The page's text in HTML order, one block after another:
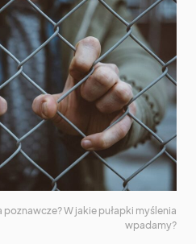
poznawcze? W jakie pułapki myślenia
wpadamy?